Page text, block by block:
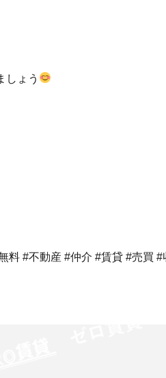
しょう
料 #不動産 #仲介 #賃貸 #売買 #